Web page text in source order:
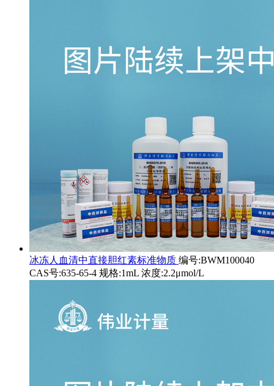
冰冻人血清中直接胆红素标准物质 编号:BWM100040
CAS号:635-65-4 规格:1mL 浓度:2.2μmol/L